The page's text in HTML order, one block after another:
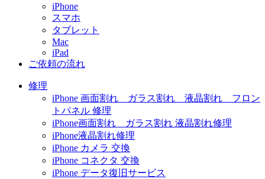
iPhone
スマホ
タブレット
Mac
iPad
ご依頼の流れ
修理
iPhone 画面割れ ガラス割れ 液晶割れ フロン
トパネル 修理
iPhone画面割れ ガラス割れ 液晶割れ修理
iPhone液晶割れ修理
iPhone カメラ 交換
iPhone コネクタ 交換
iPhone データ復旧サービス